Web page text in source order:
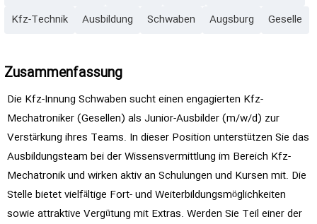
Kfz-Technik
Ausbildung Schwaben Augsburg Geselle
Zusammenfassung
Die Kfz-Innung Schwaben sucht einen engagierten Kfz-
Mechatroniker (Gesellen) als Junior-Ausbilder (m/w/d) zur
Verstärkung ihres Teams. In dieser Position unterstützen Sie das
Ausbildungsteam bei der Wissensvermittlung im Bereich Kfz-
Mechatronik und wirken aktiv an Schulungen und Kursen mit. Die
Stelle bietet vielfältige Fort- und Weiterbildungsmöglichkeiten
sowie attraktive Vergütung mit Extras. Werden Sie Teil einer der